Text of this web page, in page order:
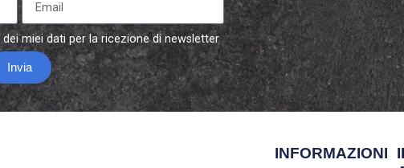
dei miei dati per la ricezione di newsletter
Invia
INFORMAZIONI